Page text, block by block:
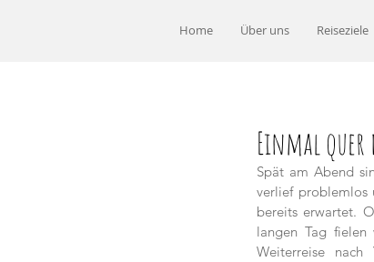
Home Über uns Reiseziele
Einmal quer
Spät am Abend
verlief problemlos
bereits erwartet.
langen Tag
Weiterreise